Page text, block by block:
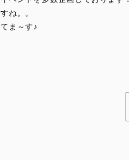
ね。。
ま～す♪